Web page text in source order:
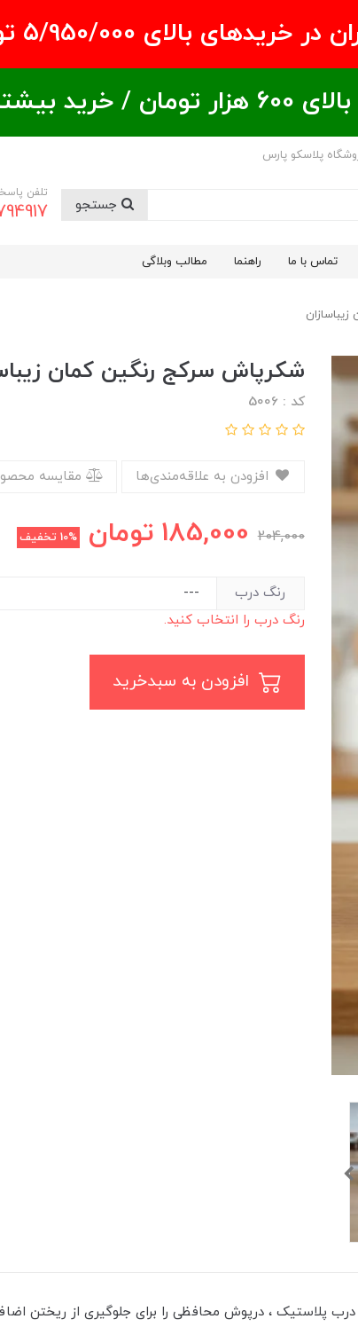
بالای ۵/950/000 تومان
بیشتر
پلاسکو پارس
تلفن
تماس با ما راهنما مطالب وبلاگی
شکرپاش سرکج رنگین کمان
کد : 5006
مقایسه
204,000
185,000 تومان 10% تخفیف
رنگ درب
رنگ درب را انتخاب کنید.
پلاستیک ، درپوش محافظی را برای جلوگیری از ریختن